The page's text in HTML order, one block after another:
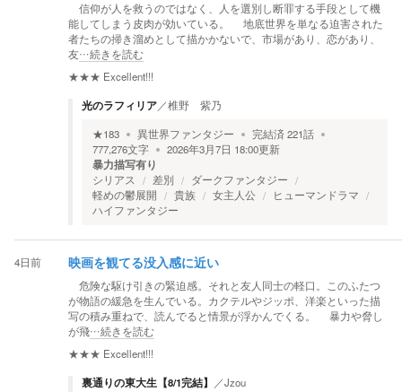
信仰が人を救うのではなく、人を選別し断罪する手段として機
能してしまう皮肉が効いている。 地底世界を単なる迫害された
者たちの掃き溜めとして描かかないで、市場があり、恋があり、
友…続きを読む
★★★ Excellent!!!
光のラフィリア／椎野 紫乃
★183 異世界ファンタジー 完結済221話
777,276文字 2026年3月7日 18:00更新
暴力描写有り
シリアス 差別
ダークファンタジー
軽めの鬱展開
貴族 女主人公
ヒューマンドラマ
ハイファンタジー
4日前 映画を観てる没入感に近い
危険な駆け引きの緊迫感。それと友人同士の軽口。このふたつ
が物語の緩急を生んでいる。カクテルやジッポ、洋楽といった描
写の積み重ねで、読んでると情景が浮かんでくる。 暴力や脅し
が飛…続きを読む
★★★ Excellent!!!
裏通りの東大生【8/1完結】 ／Jzou